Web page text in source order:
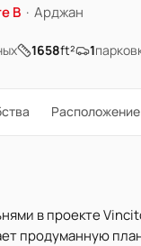
B · Арджан
1658ft² 1
Расположение
в проекте
продуманную